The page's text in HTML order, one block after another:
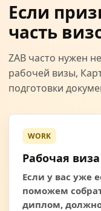
Если
часть
ZAB часто нужен
рабочей визы,
подготовки
WORK
Рабочая
Если у вас уже
поможем
диплом,